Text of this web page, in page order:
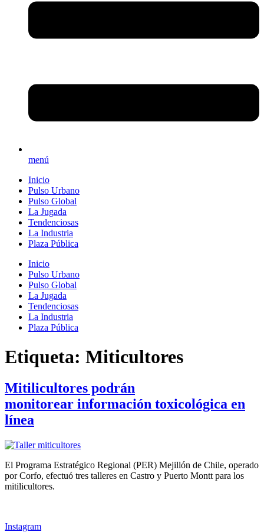
menú
Inicio
Pulso Urbano
Pulso Global
La Jugada
Tendenciosas
La Industria
Plaza Pública
Inicio
Pulso Urbano
Pulso Global
La Jugada
Tendenciosas
La Industria
Plaza Pública
Etiqueta: Miticultores
Mitilicultores podrán
monitorear información toxicológica en
línea
El Programa Estratégico Regional (PER) Mejillón de Chile, operado
por Corfo, efectuó tres talleres en Castro y Puerto Montt para los
mitilicultores.
Instagram